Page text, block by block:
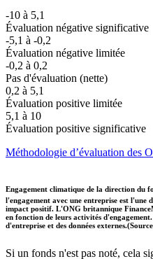
-10 à 5,1
Évaluation négative significative
-5,1 à -0,2
Évaluation négative limitée
-0,2 à 0,2
Pas d'évaluation (nette)
0,2 à 5,1
Évaluation positive limitée
5,1 à 10
Évaluation positive significative
Méthodologie d’évaluation des
Engagement climatique de la direction du
l'engagement avec une entreprise est l'une
impact positif. L'ONG britannique
en fonction de leurs activités
d'entreprise et des données
Si un fonds n'est pas noté, cela